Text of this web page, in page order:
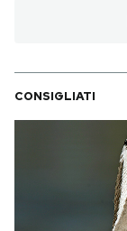
CONSIGLIATI